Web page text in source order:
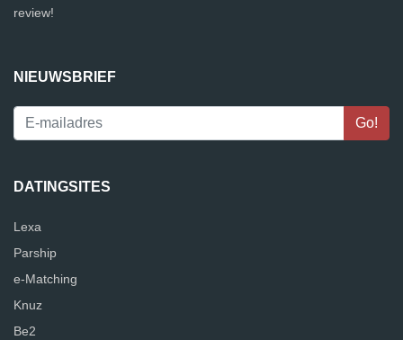
review!
NIEUWSBRIEF
DATINGSITES
Lexa
Parship
e-Matching
Knuz
Be2